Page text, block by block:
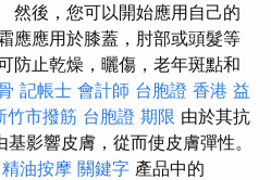
然後，您可以開始應用自己的
應應用於膝蓋，肘部或頭髮等
防止乾燥，曬傷，老年斑點和
記帳士 會計師 台胞證 香港 益
竹市撥筋 台胞證 期限 由於其抗
影響皮膚，從而使皮膚彈性。
油按摩 關鍵字 產品中的